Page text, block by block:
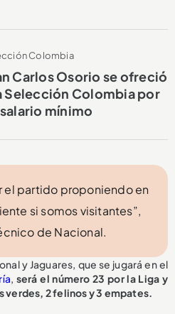
Colombia
Carlos Osorio se ofreció
Selección Colombia por
mínimo
el partido proponiendo en
si somos visitantes”,
de Nacional.
y Jaguares, que se jugará en el
, será el número 23 por la Liga y
verdes, 2 felinos y 3 empates.